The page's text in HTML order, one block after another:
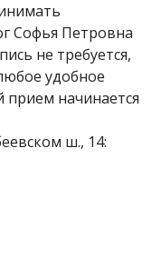
Софья Петровна
не требуется,
удобное
прием начинается
ш., 14: